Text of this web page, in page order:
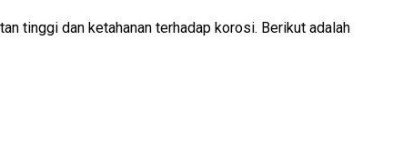
tinggi dan ketahanan terhadap korosi. Berikut adalah